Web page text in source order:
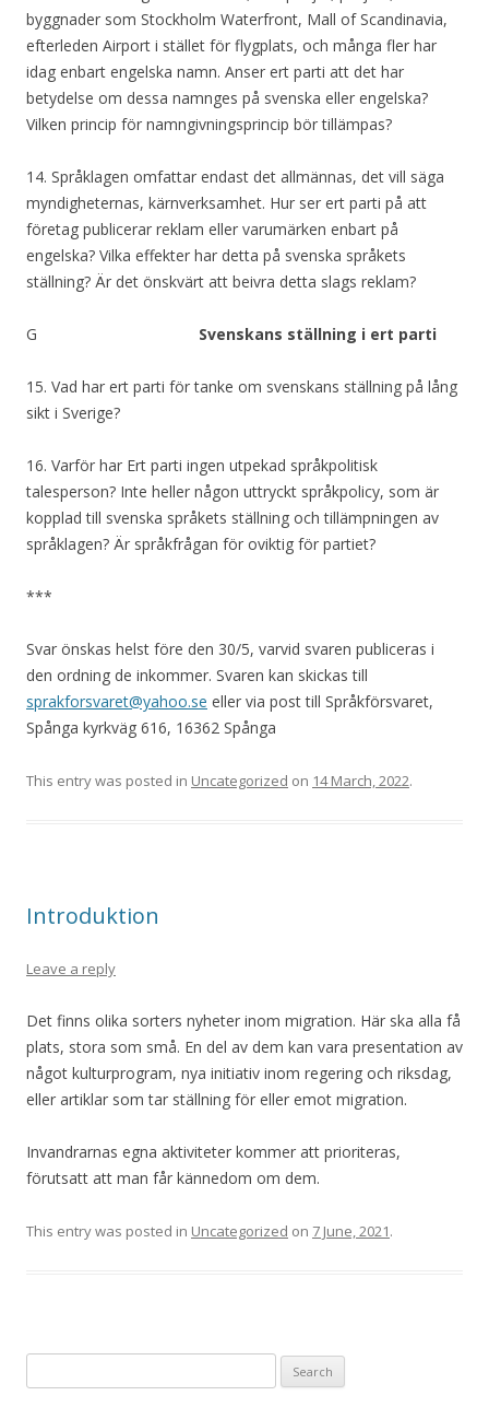
byggnader som Stockholm Waterfront, Mall of Scandinavia,
efterleden Airport i stället för flygplats, och många fler har
idag enbart engelska namn. Anser ert parti att det har
betydelse om dessa namnges på svenska eller engelska?
Vilken princip för namngivningsprincip bör tillämpas?
14. Språklagen omfattar endast det allmännas, det vill säga
myndigheternas, kärnverksamhet. Hur ser ert parti på att
företag publicerar reklam eller varumärken enbart på
engelska? Vilka effekter har detta på svenska språkets
ställning? Är det önskvärt att beivra detta slags reklam?
G Svenskans ställning i ert parti
15. Vad har ert parti för tanke om svenskans ställning på lång
sikt i Sverige?
16. Varför har Ert parti ingen utpekad språkpolitisk
talesperson? Inte heller någon uttryckt språkpolicy, som är
kopplad till svenska språkets ställning och tillämpningen av
språklagen? Är språkfrågan för oviktig för partiet?
***
Svar önskas helst före den 30/5, varvid svaren publiceras i
den ordning de inkommer. Svaren kan skickas till
sprakforsvaret@yahoo.se eller via post till Språkförsvaret,
Spånga kyrkväg 616, 16362 Spånga
This entry was posted in Uncategorized on 14 March, 2022.
Introduktion
Leave a reply
Det finns olika sorters nyheter inom migration. Här ska alla få
plats, stora som små. En del av dem kan vara presentation av
något kulturprogram, nya initiativ inom regering och riksdag,
eller artiklar som tar ställning för eller emot migration.
Invandrarnas egna aktiviteter kommer att prioriteras,
förutsatt att man får kännedom om dem.
This entry was posted in Uncategorized on 7 June, 2021.
for: